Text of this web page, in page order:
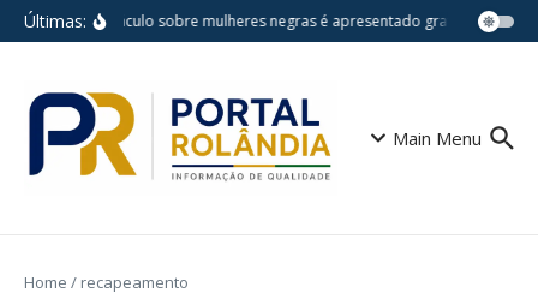
Ir para o conteúdo
Últimas:Espetáculo sobre mulheres negras é apresentado gratuitamente
Main Menu
Home / recapeamento